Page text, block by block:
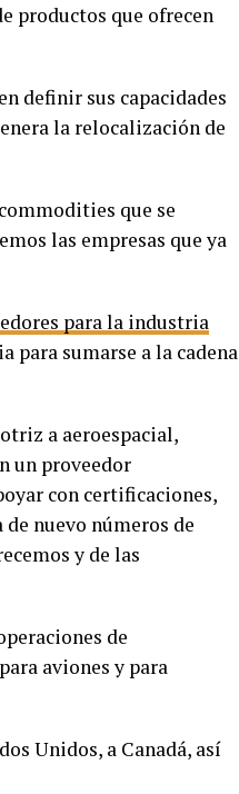
productos que ofrecen
definir sus capacidades
la relocalización de
que se
las empresas que ya
para la industria
para sumarse a la cadena
a aeroespacial,
un proveedor
con certificaciones,
nuevo números de
y de las
de
aviones y para
Unidos, a Canadá, así